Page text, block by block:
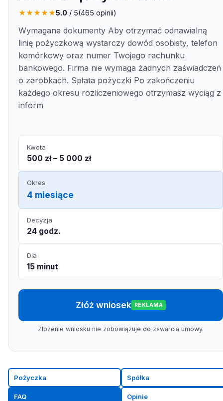
★★★★★5.0 / 5(465 opinii)
Wymagane dokumenty Aby otrzymać odnawialną
linię pożyczkową wystarczy dowód osobisty, telefon
komórkowy oraz numer Twojego rachunku
bankowego. Firma nie wymaga żadnych zaświadczeń
o zarobkach. Spłata pożyczki Po zakończeniu
każdego okresu rozliczeniowego otrzymasz wyciąg z
inform
Kwota
500 zł – 5 000 zł
Okres
4 miesiące
Decyzja
24 godz.
Dla
15 minut
Złóż wniosek REKLAMA
Złożenie wniosku nie zobowiązuje do zawarcia umowy.
Pożyczka Spółka
FAQ Opinie